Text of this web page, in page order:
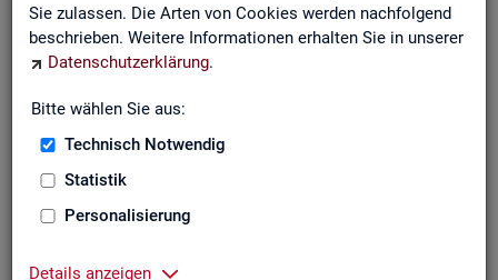
Sie zulassen. Die Arten von Cookies werden nachfolgend
beschrieben. Weitere Informationen erhalten Sie in unserer
Datenschutzerklärung.
Bitte wählen Sie aus:
Technisch Notwendig
Statistik
Personalisierung
Details anzeigen
In­for­ma­tio­nen über den Her­aus­ge­ber
Im­pres­sum der Bun­des­agen­tur für Ar­beit
Nut­zungs- und Be­zugs­be­din­gun­gen
Co­py­right und Mar­ken­schutz
Die In­hal­te des In­ter­net­auf­tritts der BA sowie die Pro­duk­te
der Sta­tis­tik der BA ste­hen im geis­ti­gen Ei­gen­tum der BA und